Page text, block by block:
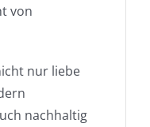
von
nur liebe
nachhaltig